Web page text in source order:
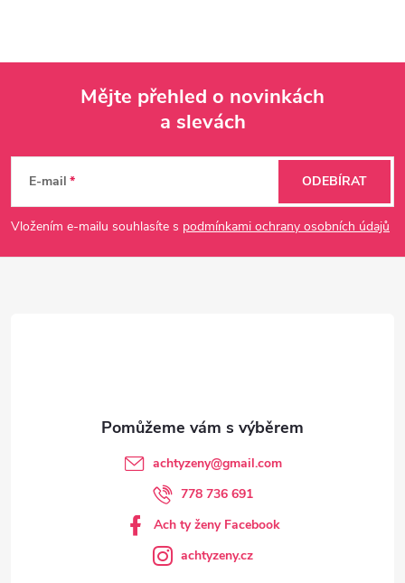
p
a
Mějte přehled o novinkách
a slevách
E-mail
Vložením e-mailu souhlasíte s podmínkami ochrany osobních údajů
ODEBÍRAT
achtyzeny@gmail.com
778 736 691
Ach ty ženy Facebook
achtyzeny.cz